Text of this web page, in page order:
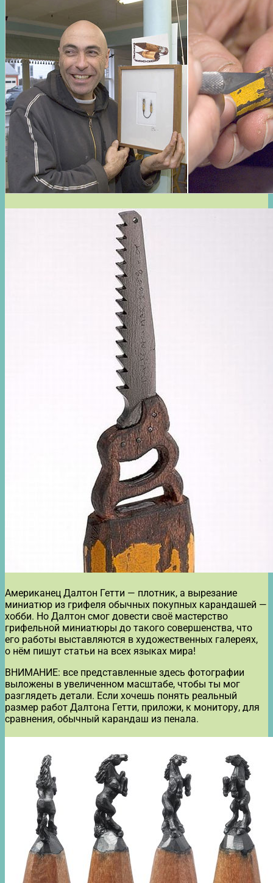
Американец Далтон Гетти — плотник, а вырезание
миниатюр из грифеля обычных покупных карандашей —
хобби. Но Далтон смог довести своё мастерство
грифельной миниатюры до такого совершенства, что
его работы выставляются в художественных галереях,
о нём пишут статьи на всех языках мира!
ВНИМАНИЕ: все представленные здесь фотографии
выложены в увеличенном масштабе, чтобы ты мог
разглядеть детали. Если хочешь понять реальный
размер работ Далтона Гетти, приложи, к монитору, для
сравнения, обычный карандаш из пенала.